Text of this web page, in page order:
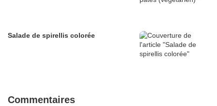
Salade de spirellis colorée
Commentaires